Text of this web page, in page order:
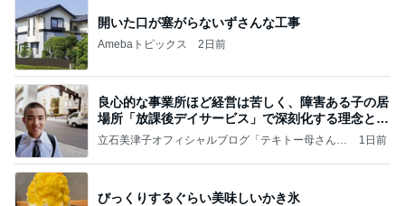
開いた口が塞がらないずさんな工事
Amebaトピックス 2日前
良心的な事業所ほど経営は苦しく、障害ある子の居
場所「放課後デイサービス」で深刻化する理念と現
実の
立石美津子オフィシャルブログ「テキトー母さんの
1日前
びっくりするぐらい美味しいかき氷